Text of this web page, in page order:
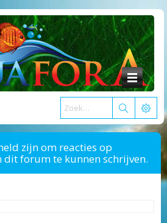
zijn om reacties op
dit forum te kunnen schrijven.